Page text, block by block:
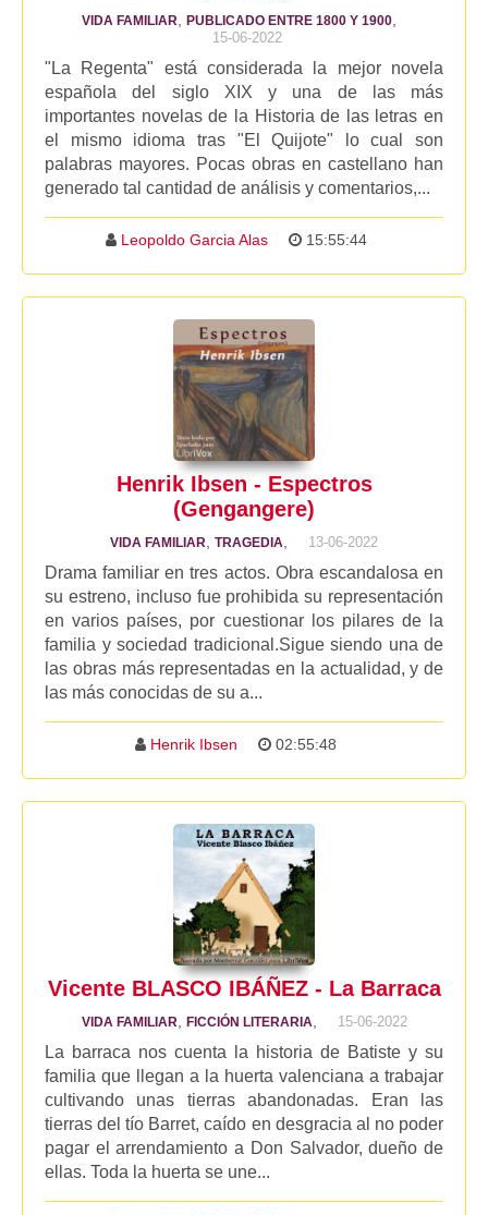
VIDA FAMILIAR PUBLICADO ENTRE 1800 Y 1900,
15-06-2022
"La Regenta" está considerada la mejor novela
española del siglo XIX y una de las más
importantes novelas de la Historia de las letras en
el mismo idioma tras "El Quijote" lo cual son
palabras mayores. Pocas obras en castellano han
generado tal cantidad de análisis y comentarios,...
Leopoldo Garcia Alas 15:55:44
Henrik Ibsen - Espectros
(Gengangere)
VIDA FAMILIAR TRAGEDIA 13-06-2022
Drama familiar en tres actos. Obra escandalosa en
su estreno, incluso fue prohibida su representación
en varios países, por cuestionar los pilares de la
familia y sociedad tradicional.Sigue siendo una de
las obras más representadas en la actualidad, y de
las más conocidas de su a...
Henrik Ibsen 02:55:48
Vicente BLASCO IBÁÑEZ - La Barraca
VIDA FAMILIAR FICCIÓN LITERARIA 15-06-2022
La barraca nos cuenta la historia de Batiste y su
familia que llegan a la huerta valenciana a trabajar
cultivando unas tierras abandonadas. Eran las
tierras del tío Barret, caído en desgracia al no poder
pagar el arrendamiento a Don Salvador, dueño de
ellas. Toda la huerta se une...